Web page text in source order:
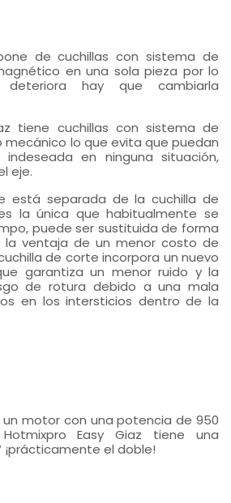
de cuchillas con sistema de
en una sola pieza por lo
hay que cambiarla
tiene cuchillas con sistema de
mecánico lo que evita que puedan
en ninguna situación,
eje.
está separada de la cuchilla de
la única que habitualmente se
puede ser sustituida de forma
la ventaja de un menor costo de
de corte incorpora un nuevo
garantiza un menor ruido y la
de rotura debido a una mala
en los intersticios dentro de la
motor con una potencia de 950
Easy Giaz tiene una
¡prácticamente el doble!